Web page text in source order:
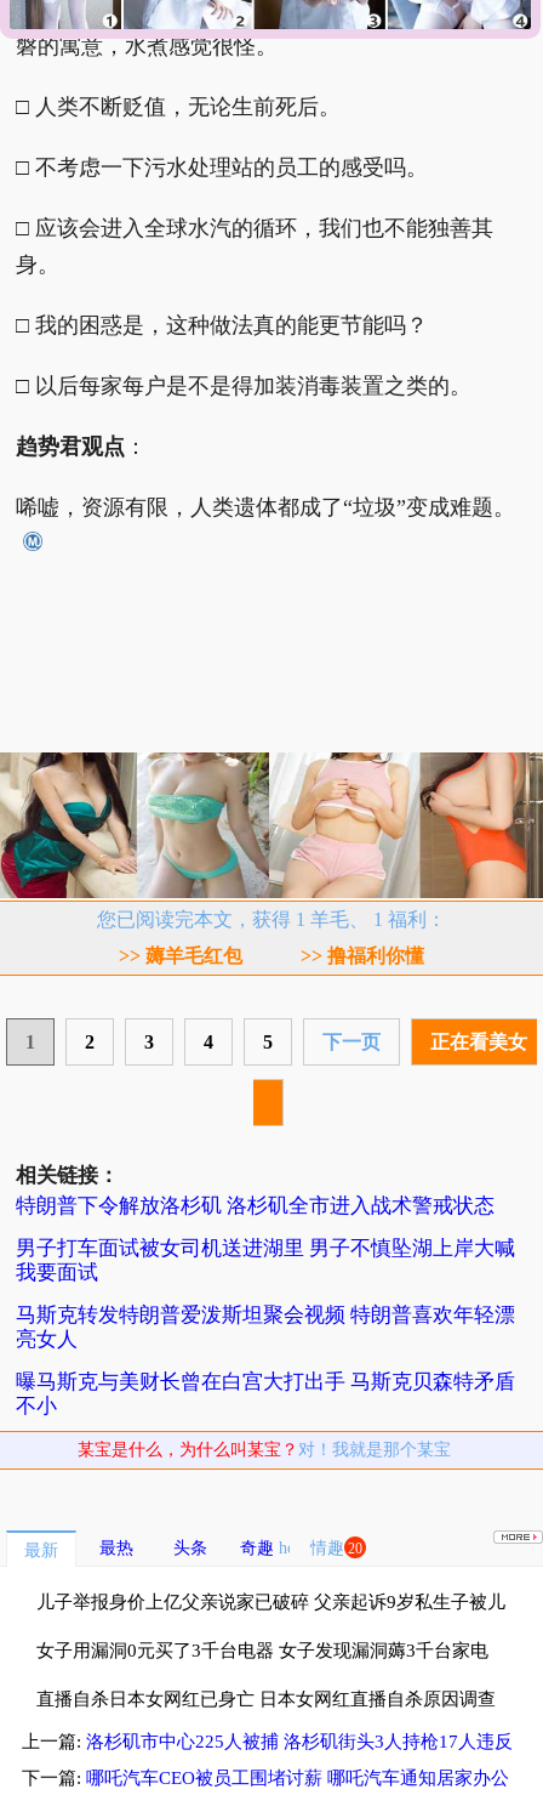
□ 理论上可以，心理上有点过不去...火化有净化、涅
磐的寓意，水煮感觉很怪。
□ 人类不断贬值，无论生前死后。
□ 不考虑一下污水处理站的员工的感受吗。
□ 应该会进入全球水汽的循环，我们也不能独善其
身。
□ 我的困惑是，这种做法真的能更节能吗？
□ 以后每家每户是不是得加装消毒装置之类的。
趋势君观点 ：
唏嘘，资源有限，人类遗体都成了“垃圾”变成难题。
您已阅读完本文，获得 1 羊毛、 1 福利：
>> 薅羊毛红包
>> 撸福利你懂
1 2 3 4 5 下一页 正在看美女
相关链接：
特朗普下令解放洛杉矶 洛杉矶全市进入战术警戒状态
男子打车面试被女司机送进湖里 男子不慎坠湖上岸大喊
我要面试
马斯克转发特朗普爱泼斯坦聚会视频 特朗普喜欢年轻漂
亮女人
曝马斯克与美财长曾在白宫大打出手 马斯克贝森特矛盾
不小
某宝是什么，为什么叫某宝？ 对！我就是那个某宝
最新 最热 头条 奇趣 情趣 20
儿子举报身价上亿父亲说家已破碎 父亲起诉9岁私生子被儿
子斥畜生不如
女子用漏洞0元买了3千台电器 女子发现漏洞薅3千台家电
租仓库存放
直播自杀日本女网红已身亡 日本女网红直播自杀原因调查
中
上一篇: 洛杉矶市中心225人被捕 洛杉矶街头3人持枪17人违反
宵禁
下一篇: 哪吒汽车CEO被员工围堵讨薪 哪吒汽车通知居家办公